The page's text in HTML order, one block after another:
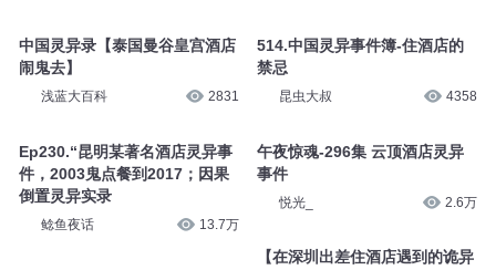
中国灵异录【泰国曼谷皇宫酒店
闹鬼去】
浅蓝大百科 2831
Ep230.“昆明某著名酒店灵异事
件，2003鬼点餐到2017；因果
倒置灵异实录
鲶鱼夜话 13.7万
514.中国灵异事件簿-住酒店的
禁忌
昆虫大叔 4358
午夜惊魂-296集 云顶酒店灵异
事件
悦光_ 2.6万
【在深圳出差住酒店遇到的诡异